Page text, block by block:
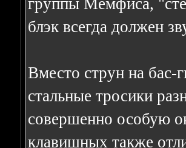
группы Мемфиса,
блэк всегда должен
Вместо струн на
стальные тросики
совершенно особую
клавишных также